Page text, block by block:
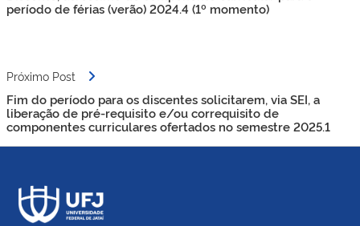
período de férias (verão) 2024.4 (1º momento)
Próximo Post
Fim do período para os discentes solicitarem, via SEI, a
liberação de pré-requisito e/ou correquisito de
componentes curriculares ofertados no semestre 2025.1